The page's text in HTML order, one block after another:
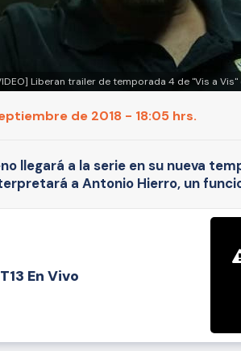
Liberan trailer de temporada 4 de "Vis a
de 2018 - 18:05 hrs.
llegará a la serie en su nueva
a Antonio Hierro, un
T13 En Vivo